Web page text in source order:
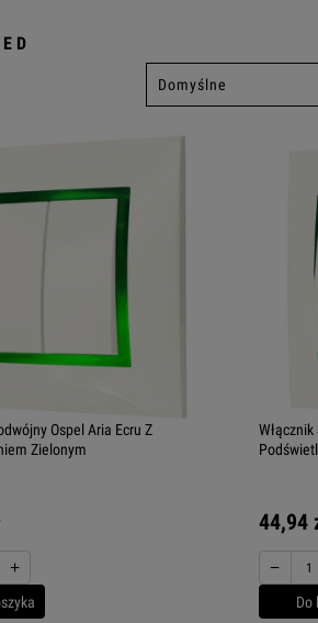
Ospel Aria Ecru Z
Zielonym
+
44,94
−
Do